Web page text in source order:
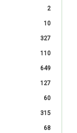
2
10
327
110
649
127
60
315
68